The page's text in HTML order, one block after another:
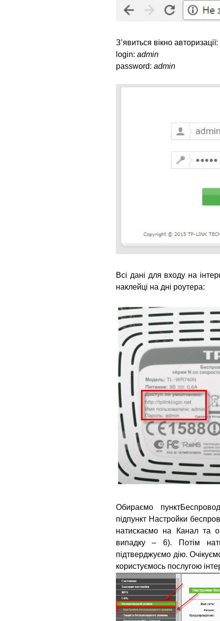
З’явиться вікно авторизації:
login: admin
password: admin
Всі дані для входу на
наклейці на дні роутера:
Обираємо пункт
підпункт Настройки
натискаємо на
Каналта
випадку – 6). Потім
підтверджуємо дію.
користуємось послугою